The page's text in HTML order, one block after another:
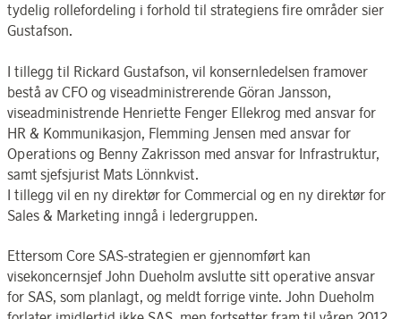
tydelig rollefordeling i forhold til strategiens fire områder sier
Gustafson.
I tillegg til Rickard Gustafson, vil konsernledelsen framover
bestå av CFO og viseadministrerende Göran Jansson,
viseadministrende Henriette Fenger Ellekrog med ansvar for
HR & Kommunikasjon, Flemming Jensen med ansvar for
Operations og Benny Zakrisson med ansvar for Infrastruktur,
samt sjefsjurist Mats Lönnkvist.
I tillegg vil en ny direktør for Commercial og en ny direktør for
Sales & Marketing inngå i ledergruppen.
Ettersom Core SAS-strategien er gjennomført kan
visekoncernsjef John Dueholm avslutte sitt operative ansvar
for SAS, som planlagt, og meldt forrige vinte. John Dueholm